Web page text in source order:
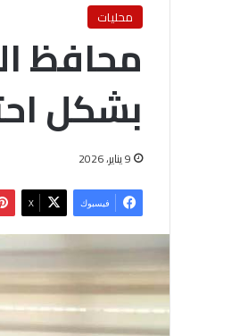
محليات
محافظ
بشكل
9 يناير، 2026
فيسبوك ‫X